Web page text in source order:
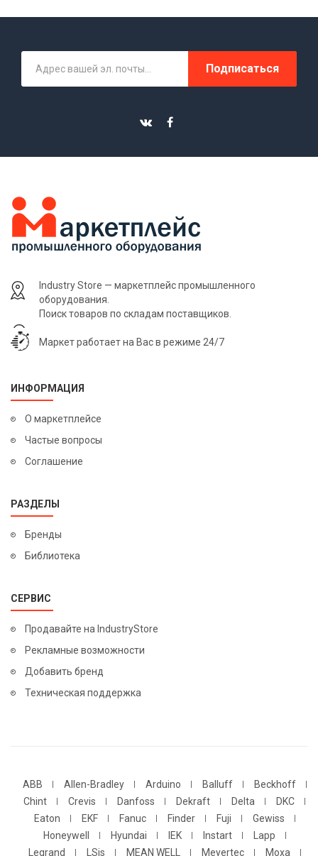
Подписаться
Industry Store — маркетплейс промышленного
оборудования.
Поиск товаров по складам поставщиков.
Маркет работает на Вас в режиме 24/7
ИНФОРМАЦИЯ
О маркетплейсе
Частые вопросы
Соглашение
РАЗДЕЛЫ
Бренды
Библиотека
СЕРВИС
Продавайте на IndustryStore
Рекламные возможности
Добавить бренд
Техническая поддержка
ABB Allen-Bradley Arduino Balluff
Beckhoff
Chint
Crevis Danfoss Dekraft Delta
DKC
Eaton
EKF Fanuc Finder Fuji
Gewiss
Honeywell
Hyundai IEK Instart
Lapp
Legrand
LSis MEAN WELL Meyertec Moxa